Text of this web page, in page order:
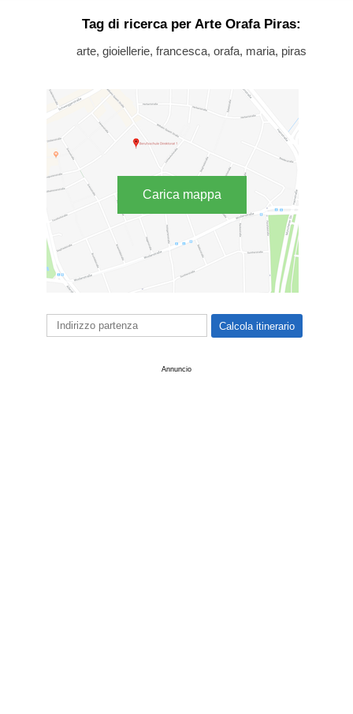
Tag di ricerca per Arte Orafa Piras:
arte, gioiellerie, francesca, orafa, maria, piras
Carica mappa
Annuncio